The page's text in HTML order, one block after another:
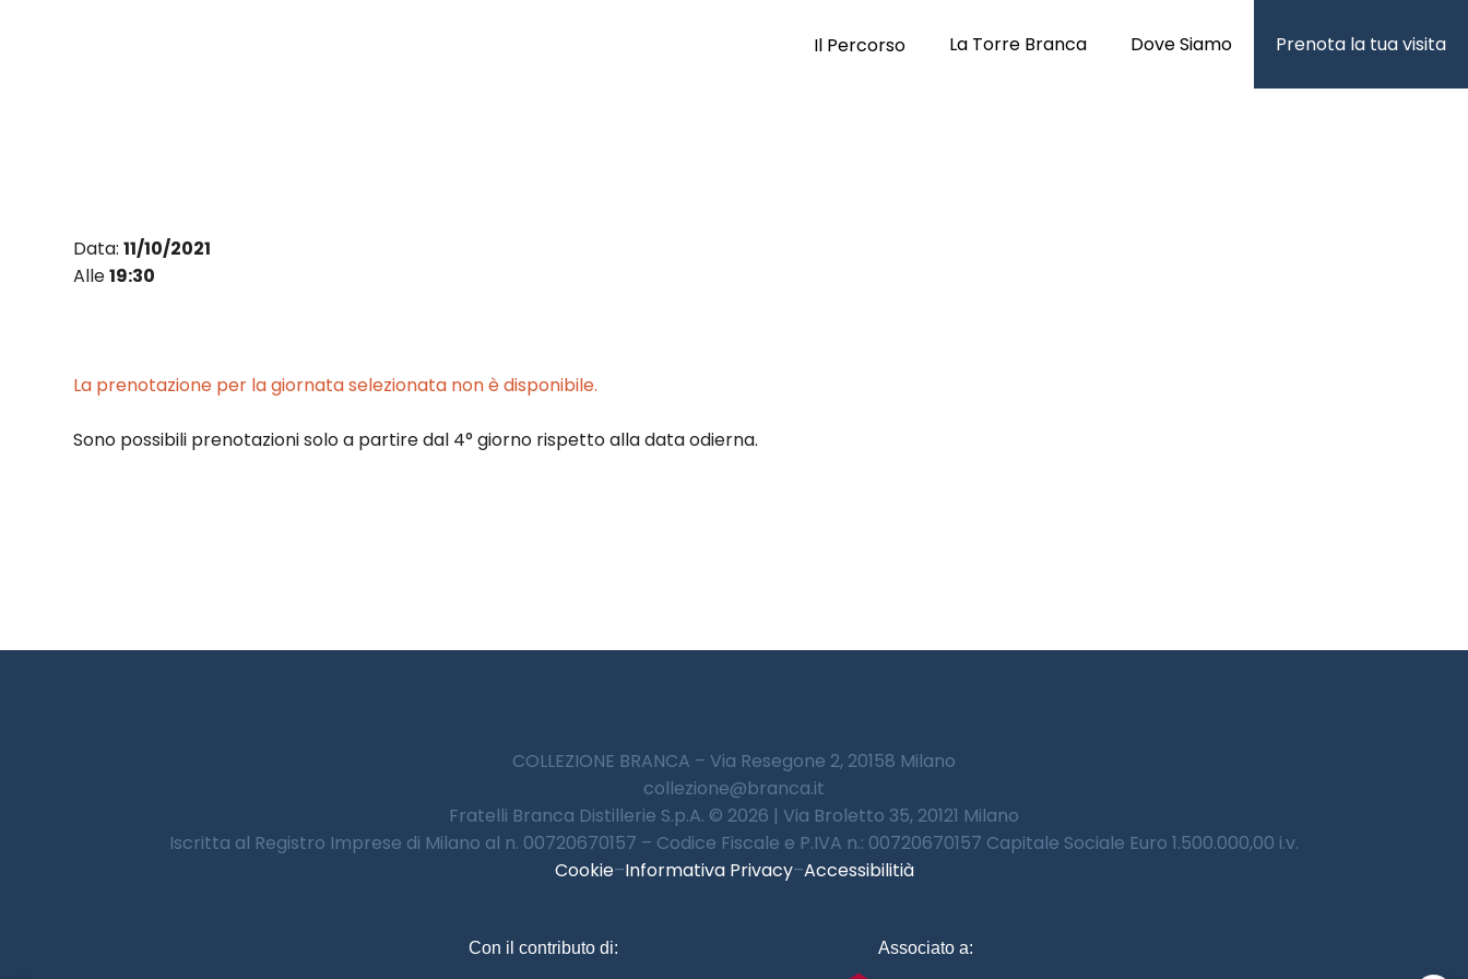
Il Percorso La Torre Branca Dove Siamo Prenota la tua visita
Data:11/10/2021
Alle19:30
La prenotazione per la giornata selezionata non è disponibile.
Sono possibili prenotazioni solo a partire dal 4° giorno rispetto alla data odierna.
COLLEZIONE BRANCA – Via Resegone 2, 20158 Milano
collezione@branca.it
Fratelli Branca Distillerie S.p.A. © 2026 | Via Broletto 35, 20121 Milano
Iscritta al Registro Imprese di Milano al n. 00720670157 – Codice Fiscale e P.IVA n.: 00720670157 Capitale Sociale Euro 1.500.000,00 i.v.
Cookie–Informativa Privacy–Accessibilitià
Con il contributo di: Associato a: